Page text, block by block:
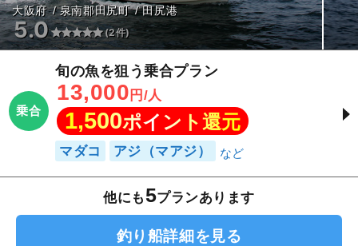
大阪府 泉南郡田尻町 田尻港
5.0 (2件)
乗合
旬の魚を狙う乗合プラン
13,000 円/人
1,500ポイント還元
マダコ アジ（マアジ）
他にも5プランあります
釣り船詳細を見る